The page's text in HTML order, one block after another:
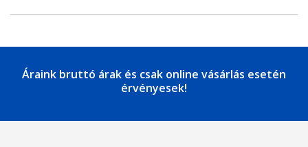
Áraink bruttó árak és csak online vásárlás esetén
érvényesek!